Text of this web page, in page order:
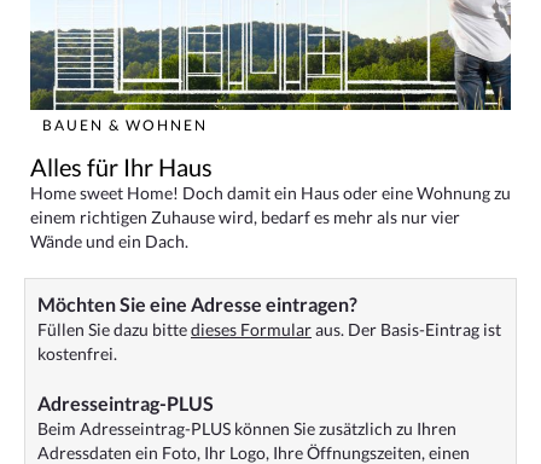
BAUEN & WOHNEN
Alles für Ihr Haus
Home sweet Home! Doch damit ein Haus oder eine Wohnung zu
einem richtigen Zuhause wird, bedarf es mehr als nur vier
Wände und ein Dach.
Möchten Sie eine Adresse eintragen?
Füllen Sie dazu bittedieses Formularaus. Der Basis-Eintrag ist
kostenfrei.
Adresseintrag-PLUS
Beim Adresseintrag-PLUS können Sie zusätzlich zu Ihren
Adressdaten ein Foto, Ihr Logo, Ihre Öffnungszeiten, einen